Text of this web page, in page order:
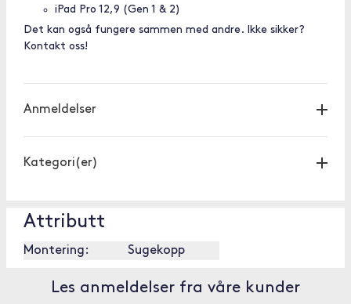
iPad Pro 12,9 (Gen 1 & 2)
Det kan også fungere sammen med andre. Ikke sikker?
Kontakt oss!
Anmeldelser
Kategori(er)
Attributt
Montering: Sugekopp
Les anmeldelser fra våre kunder